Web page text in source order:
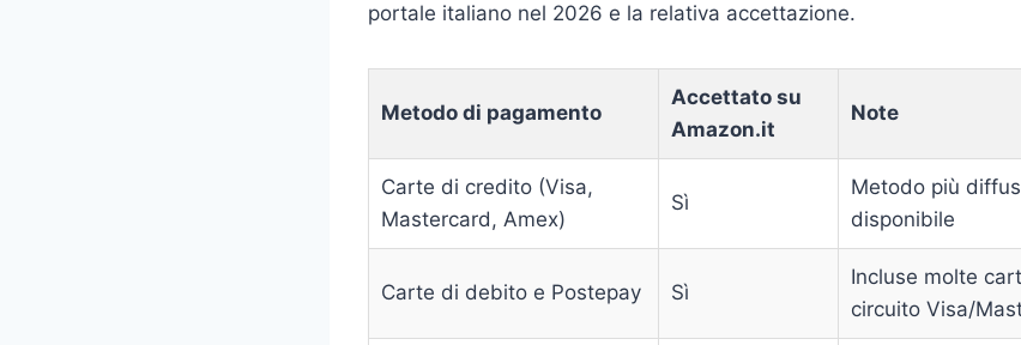
portale italiano nel 2026 e la relativa accettazione.
Metodo di pagamento
Accettato su
Amazon.it
Note
Carte di credito (Visa,
Mastercard, Amex)
Sì
Metodo più
disponibile
Carte di debito e Postepay Sì
Incluse molte
circuito Visa/